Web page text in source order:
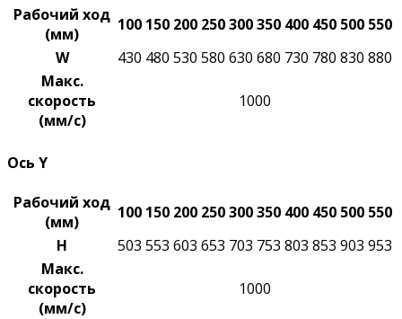
Рабочий ход
(мм)
100 150 200 250300350 400 450 500 550
W
430 480 530 580 630 680 730 780 830 880
Макс.
скорость
(мм/с)
1000
Ось Y
Рабочий ход
(мм)
100 150 200 250300350 400 450 500 550
H
503 553 603 653 703 753 803 853 903 953
Макс.
скорость
(мм/с)
1000